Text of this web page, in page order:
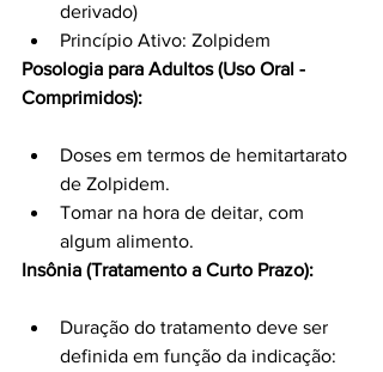
derivado)
Princípio Ativo: Zolpidem
Posologia para Adultos (Uso Oral -
Comprimidos):
Doses em termos de hemitartarato
de Zolpidem.
Tomar na hora de deitar, com
algum alimento.
Insônia (Tratamento a Curto Prazo):
Duração do tratamento deve ser
definida em função da indicação: